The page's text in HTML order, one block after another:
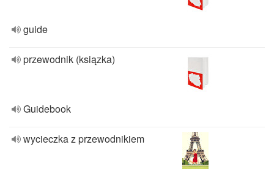
guide
przewodnik (ksiązka)
Guidebook
wycieczka z przewodnikiem